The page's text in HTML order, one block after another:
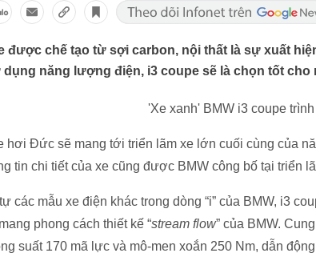
được chế tạo từ sợi carbon, nội thất là sự xuất
dụng năng lượng điện, i3 coupe sẽ là chọn tốt
hơi Đức sẽ mang tới triển lãm xe lớn cuối cùng của
tin chi tiết của xe cũng được BMW công bố tại triển
các mẫu xe điện khác trong dòng “i” của BMW, i3
phong cách thiết kế “stream flow” của BMW.
suất 170 mã lực và mô-men xoắn 250 Nm, dẫn